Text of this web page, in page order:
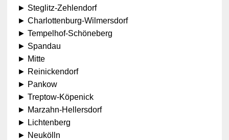
► Steglitz-Zehlendorf
► Charlottenburg-Wilmersdorf
► Tempelhof-Schöneberg
► Spandau
► Mitte
► Reinickendorf
► Pankow
► Treptow-Köpenick
► Marzahn-Hellersdorf
► Lichtenberg
► Neukölln